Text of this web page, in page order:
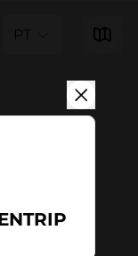
PT